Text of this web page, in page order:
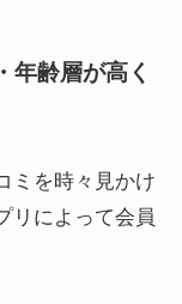
年齢層が高く
ミを時々見かけ
リによって会員